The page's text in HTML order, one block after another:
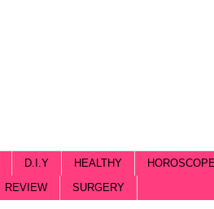
D.I.Y HEALTHY
REVIEW SURGERY